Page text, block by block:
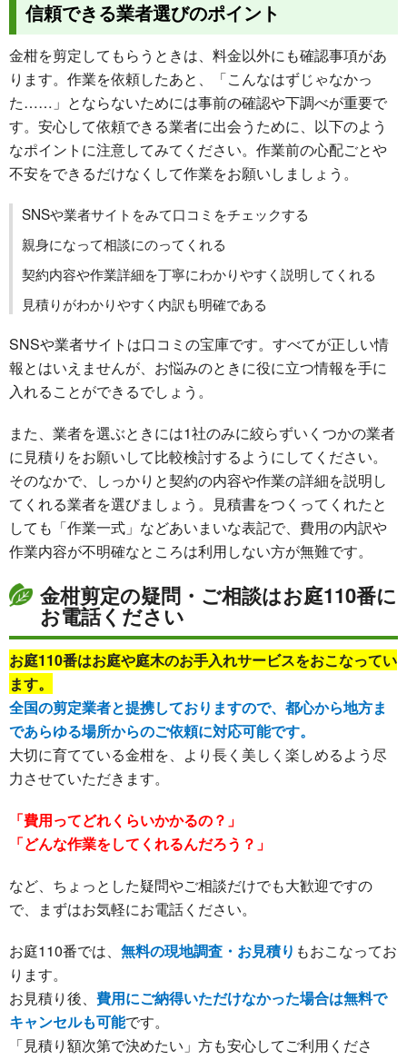
信頼できる業者選びのポイント
金柑を剪定してもらうときは、料金以外にも確認事項があ
ります。作業を依頼したあと、「こんなはずじゃなかっ
た……」とならないためには事前の確認や下調べが重要で
す。安心して依頼できる業者に出会うために、以下のよう
なポイントに注意してみてください。作業前の心配ごとや
不安をできるだけなくして作業をお願いしましょう。
SNSや業者サイトをみて口コミをチェックする
親身になって相談にのってくれる
契約内容や作業詳細を丁寧にわかりやすく説明してくれる
見積りがわかりやすく内訳も明確である
SNSや業者サイトは口コミの宝庫です。すべてが正しい情
報とはいえませんが、お悩みのときに役に立つ情報を手に
入れることができるでしょう。
また、業者を選ぶときには1社のみに絞らずいくつかの業者
に見積りをお願いして比較検討するようにしてください。
そのなかで、しっかりと契約の内容や作業の詳細を説明し
てくれる業者を選びましょう。見積書をつくってくれたと
しても「作業一式」などあいまいな表記で、費用の内訳や
作業内容が不明確なところは利用しない方が無難です。
金柑剪定の疑問・ご相談はお庭110番に
お電話ください
お庭110番はお庭や庭木のお手入れサービスをおこなってい
ます。
全国の剪定業者と提携しておりますので、都心から地方ま
であらゆる場所からのご依頼に対応可能です。
大切に育てている金柑を、より長く美しく楽しめるよう尽
力させていただきます。
「費用ってどれくらいかかるの？」
「どんな作業をしてくれるんだろう？」
など、ちょっとした疑問やご相談だけでも大歓迎ですの
で、まずはお気軽にお電話ください。
お庭110番では、 無料の現地調査・お見積り もおこなってお
ります。
お見積り後、 費用にご納得いただけなかった場合は無料で
キャンセルも可能です。
「見積り額次第で決めたい」方も安心してご利用くださ